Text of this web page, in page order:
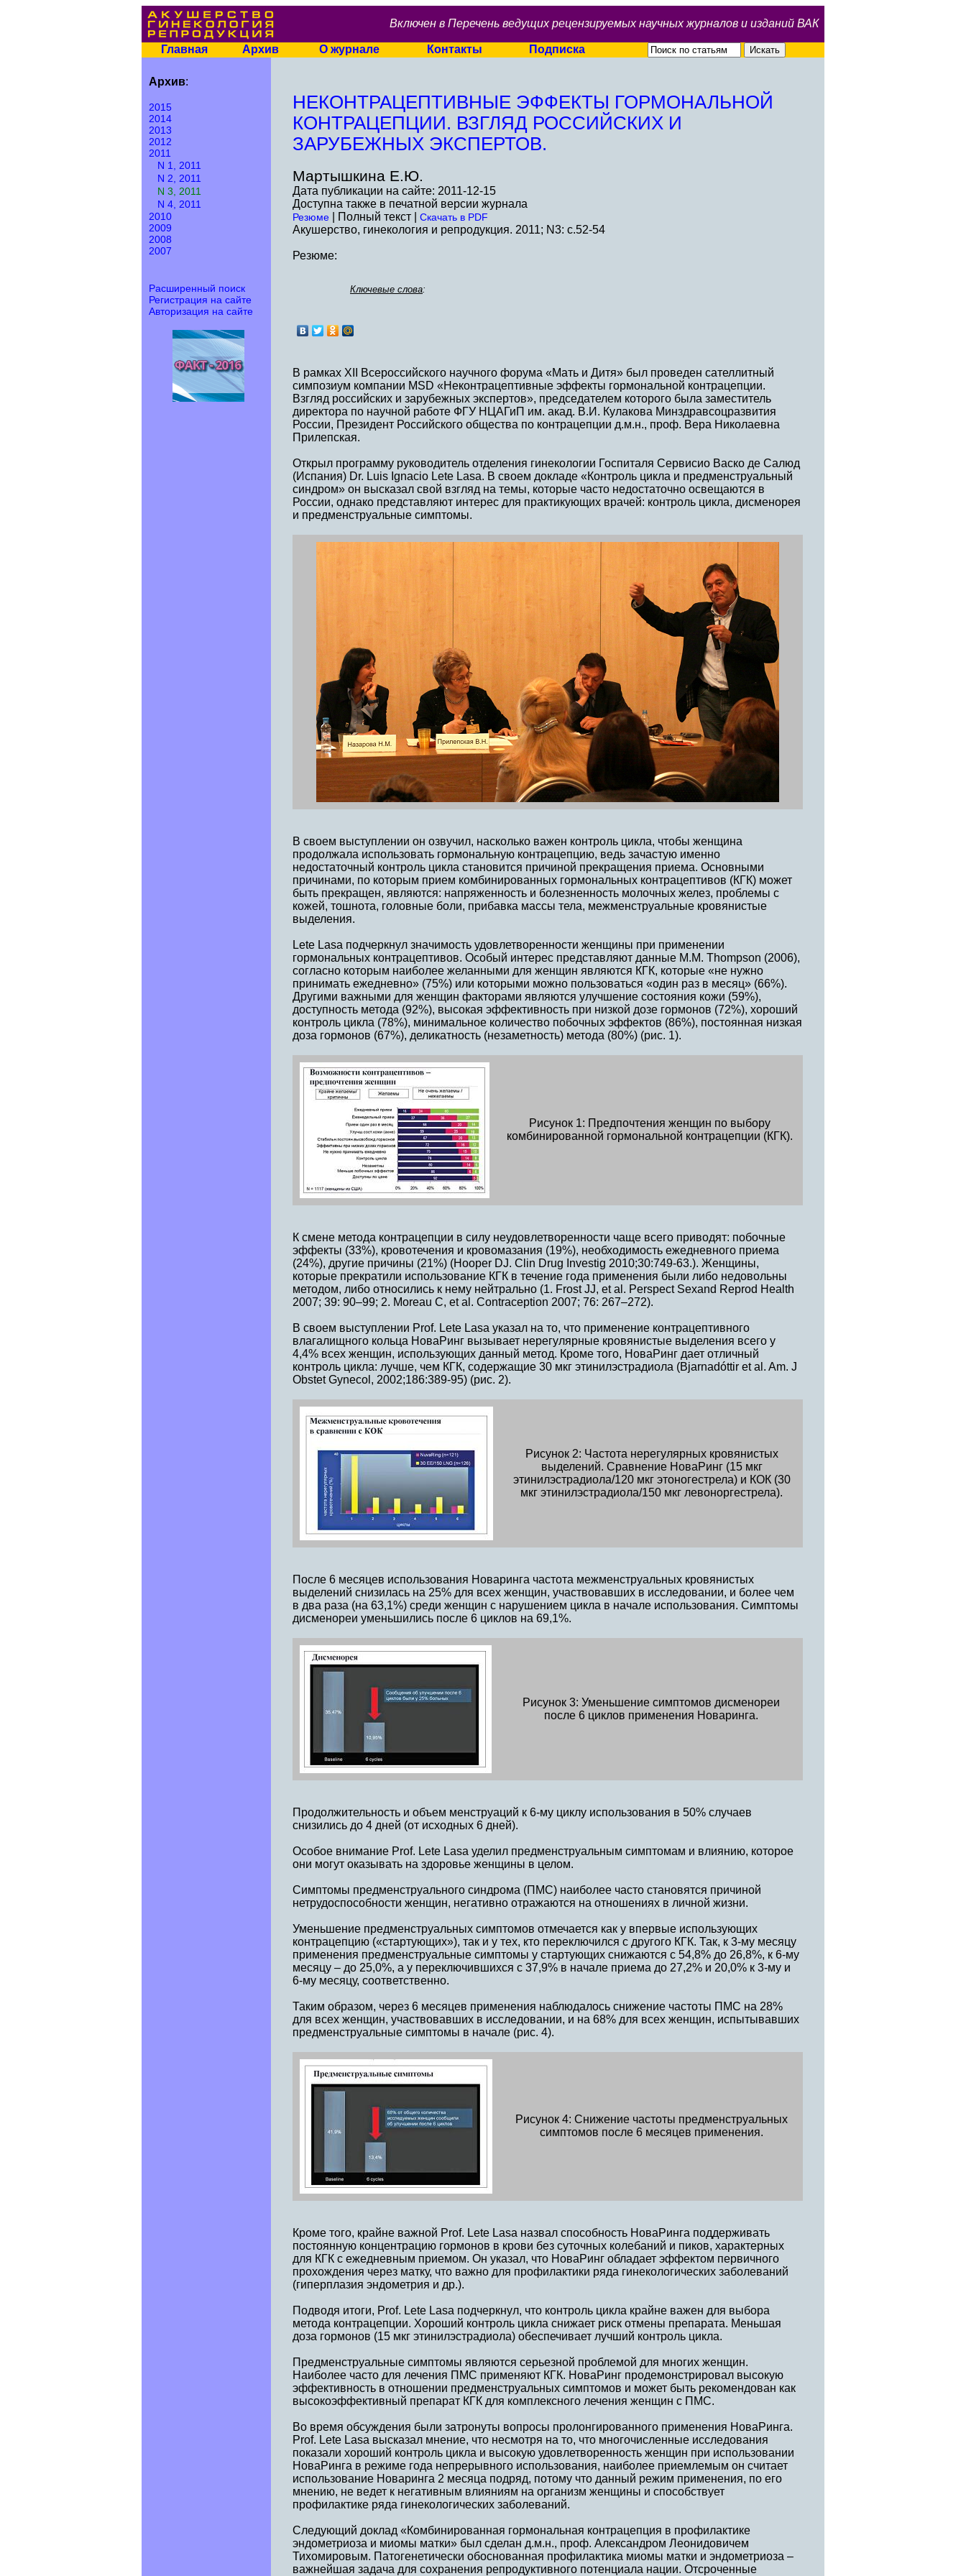
Включен в Перечень ведущих рецензируемых научных журналов и изданий ВАК
Главная Архив О журнале Контакты Подписка
Архив:
2015
2014
2013
2012
2011
N 1, 2011
N 2, 2011
N 3, 2011
N 4, 2011
2010
2009
2008
2007
Расширенный поиск
Регистрация на сайте
Авторизация на сайте
НЕКОНТРАЦЕПТИВНЫЕ ЭФФЕКТЫ ГОРМОНАЛЬНОЙ
КОНТРАЦЕПЦИИ. ВЗГЛЯД РОССИЙСКИХ И
ЗАРУБЕЖНЫХ ЭКСПЕРТОВ.
Мартышкина Е.Ю.
Дата публикации на сайте: 2011-12-15
Доступна также в печатной версии журнала
Резюме | Полный текст | Скачать в PDF
Акушерство, гинекология и репродукция. 2011; N3: c.52-54
Резюме:
Ключевые слова:
В рамках XII Всероссийского научного форума «Мать и Дитя» был проведен сателлитный
симпозиум компании MSD «Неконтрацептивные эффекты гормональной контрацепции.
Взгляд российских и зарубежных экспертов», председателем которого была заместитель
директора по научной работе ФГУ НЦАГиП им. акад. В.И. Кулакова Минздравсоцразвития
России, Президент Российского общества по контрацепции д.м.н., проф. Вера Николаевна
Прилепская.
Открыл программу руководитель отделения гинекологии Госпиталя Сервисио Васко де Салюд
(Испания) Dr. Luis Ignacio Lete Lasa. В своем докладе «Контроль цикла и предменструальный
синдром» он высказал свой взгляд на темы, которые часто недостаточно освещаются в
России, однако представляют интерес для практикующих врачей: контроль цикла, дисменорея
и предменструальные симптомы.
В своем выступлении он озвучил, насколько важен контроль цикла, чтобы женщина
продолжала использовать гормональную контрацепцию, ведь зачастую именно
недостаточный контроль цикла становится причиной прекращения приема. Основными
причинами, по которым прием комбинированных гормональных контрацептивов (КГК) может
быть прекращен, являются: напряженность и болезненность молочных желез, проблемы с
кожей, тошнота, головные боли, прибавка массы тела, межменструальные кровянистые
выделения.
Lete Lasa подчеркнул значимость удовлетворенности женщины при применении
гормональных контрацептивов. Особый интерес представляют данные M.M. Thompson (2006),
согласно которым наиболее желанными для женщин являются КГК, которые «не нужно
принимать ежедневно» (75%) или которыми можно пользоваться «один раз в месяц» (66%).
Другими важными для женщин факторами являются улучшение состояния кожи (59%),
доступность метода (92%), высокая эффективность при низкой дозе гормонов (72%), хороший
контроль цикла (78%), минимальное количество побочных эффектов (86%), постоянная низкая
доза гормонов (67%), деликатность (незаметность) метода (80%) (рис. 1).
Рисунок 1: Предпочтения женщин по выбору
комбинированной гормональной контрацепции (КГК).
К смене метода контрацепции в силу неудовлетворенности чаще всего приводят: побочные
эффекты (33%), кровотечения и кровомазания (19%), необходимость ежедневного приема
(24%), другие причины (21%) (Hooper DJ. Clin Drug Investig 2010;30:749-63.). Женщины,
которые прекратили использование КГК в течение года применения были либо недовольны
методом, либо относились к нему нейтрально (1. Frost JJ, et al. Perspect Sexand Reprod Health
2007; 39: 90–99; 2. Moreau C, et al. Contraception 2007; 76: 267–272).
В своем выступлении Prof. Lete Lasa указал на то, что применение контрацептивного
влагалищного кольца НоваРинг вызывает нерегулярные кровянистые выделения всего у
4,4% всех женщин, использующих данный метод. Кроме того, НоваРинг дает отличный
контроль цикла: лучше, чем КГК, содержащие 30 мкг этинилэстрадиола (Bjarnadóttir et al. Am. J
Obstet Gynecol, 2002;186:389-95) (рис. 2).
Рисунок 2: Частота нерегулярных кровянистых
выделений. Сравнение НоваРинг (15 мкг
этинилэстрадиола/120 мкг этоногестрела) и КОК (30
мкг этинилэстрадиола/150 мкг левоноргестрела).
После 6 месяцев использования Новаринга частота межменструальных кровянистых
выделений снизилась на 25% для всех женщин, участвовавших в исследовании, и более чем
в два раза (на 63,1%) среди женщин с нарушением цикла в начале использования. Симптомы
дисменореи уменьшились после 6 циклов на 69,1%.
Рисунок 3: Уменьшение симптомов дисменореи
после 6 циклов применения Новаринга.
Продолжительность и объем менструаций к 6-му циклу использования в 50% случаев
снизились до 4 дней (от исходных 6 дней).
Особое внимание Prof. Lete Lasa уделил предменструальным симптомам и влиянию, которое
они могут оказывать на здоровье женщины в целом.
Симптомы предменструального синдрома (ПМС) наиболее часто становятся причиной
нетрудоспособности женщин, негативно отражаются на отношениях в личной жизни.
Уменьшение предменструальных симптомов отмечается как у впервые использующих
контрацепцию («стартующих»), так и у тех, кто переключился с другого КГК. Так, к 3-му месяцу
применения предменструальные симптомы у стартующих снижаются с 54,8% до 26,8%, к 6-му
месяцу – до 25,0%, а у переключившихся с 37,9% в начале приема до 27,2% и 20,0% к 3-му и
6-му месяцу, соответственно.
Таким образом, через 6 месяцев применения наблюдалось снижение частоты ПМС на 28%
для всех женщин, участвовавших в исследовании, и на 68% для всех женщин, испытывавших
предменструальные симптомы в начале (рис. 4).
Рисунок 4: Снижение частоты предменструальных
симптомов после 6 месяцев применения.
Кроме того, крайне важной Prof. Lete Lasa назвал способность НоваРинга поддерживать
постоянную концентрацию гормонов в крови без суточных колебаний и пиков, характерных
для КГК с ежедневным приемом. Он указал, что НоваРинг обладает эффектом первичного
прохождения через матку, что важно для профилактики ряда гинекологических заболеваний
(гиперплазия эндометрия и др.).
Подводя итоги, Prof. Lete Lasa подчеркнул, что контроль цикла крайне важен для выбора
метода контрацепции. Хороший контроль цикла снижает риск отмены препарата. Меньшая
доза гормонов (15 мкг этинилэстрадиола) обеспечивает лучший контроль цикла.
Предменструальные симптомы являются серьезной проблемой для многих женщин.
Наиболее часто для лечения ПМС применяют КГК. НоваРинг продемонстрировал высокую
эффективность в отношении предменструальных симптомов и может быть рекомендован как
высокоэффективный препарат КГК для комплексного лечения женщин с ПМС.
Во время обсуждения были затронуты вопросы пролонгированного применения НоваРинга.
Prof. Lete Lasa высказал мнение, что несмотря на то, что многочисленные исследования
показали хороший контроль цикла и высокую удовлетворенность женщин при использовании
НоваРинга в режиме года непрерывного использования, наиболее приемлемым он считает
использование Новаринга 2 месяца подряд, потому что данный режим применения, по его
мнению, не ведет к негативным влияниям на организм женщины и способствует
профилактике ряда гинекологических заболеваний.
Следующий доклад «Комбинированная гормональная контрацепция в профилактике
эндометриоза и миомы матки» был сделан д.м.н., проф. Александром Леонидовичем
Тихомировым. Патогенетически обоснованная профилактика миомы матки и эндометриоза –
важнейшая задача для сохранения репродуктивного потенциала нации. Отсроченные